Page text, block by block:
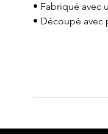
• Fabriqué avec
• Découpé avec